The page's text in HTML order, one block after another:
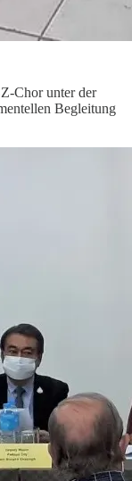
Chor unter der
Begleitung